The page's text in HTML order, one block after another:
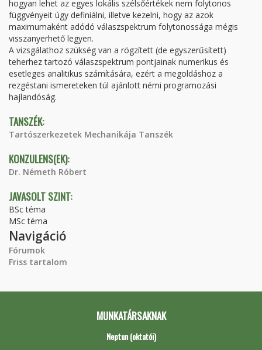
hogyan lehet az egyes lokális szélsőértékek nem folytonos
függvényeit úgy definiálni, illetve kezelni, hogy az azok
maximumaként adódó válaszspektrum folytonossága mégis
visszanyerhető legyen.
A vizsgálathoz szükség van a rögzített (de egyszerűsített)
teherhez tartozó válaszspektrum pontjainak numerikus és
esetleges analitikus számítására, ezért a megoldáshoz a
rezgéstani ismereteken túl ajánlott némi programozási
hajlandóság.
TANSZÉK:
Tartószerkezetek Mechanikája Tanszék
KONZULENS(EK):
Dr. Németh Róbert
JAVASOLT SZINT:
BSc téma
MSc téma
Navigáció
Fórumok
Friss tartalom
MUNKATÁRSAKNAK
Neptun (oktatói)